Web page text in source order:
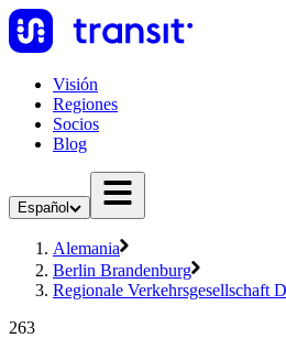
Visión
Regiones
Socios
Blog
Español
Alemania
Berlin Brandenburg
Regionale Verkehrsgesellschaft
263